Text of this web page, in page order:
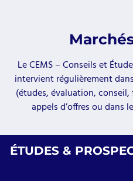
Le CEMS – Conseils et
intervient régulièrement
(études, évaluation,
appels d’offres ou dans
ÉTUDES &